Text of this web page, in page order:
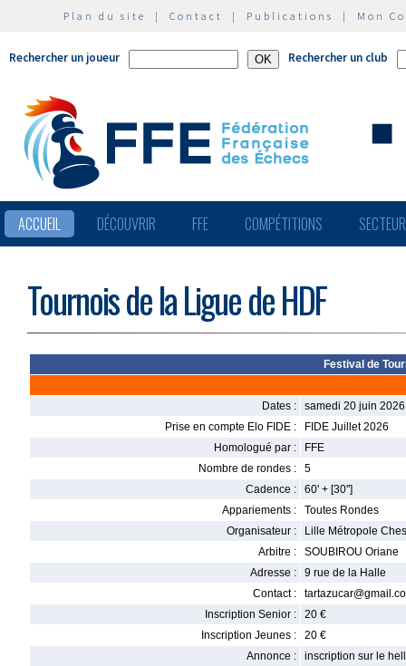
Plan du site | Contact | Publications | Mon
Rechercher un joueur Rechercher un club
ACCUEIL DÉCOUVRIR FFE COMPÉTITIONS
Tournois de la Ligue de HDF
Festival de
Dates :
samedi 20 juin
Prise en compte Elo FIDE :
FIDE Juillet 2026
Homologué par :
FFE
Nombre de rondes :
5
Cadence :
60' + [30'']
Appariements :
Toutes Rondes
Organisateur :
Lille Métropole
Arbitre :
SOUBIROU Oriane
Adresse :
9 rue de la Halle
Contact :
Inscription Senior :
20 €
Inscription Jeunes :
20 €
Annonce :
inscription sur le